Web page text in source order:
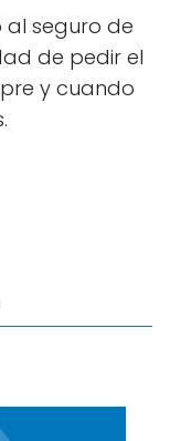
al seguro de
de pedir el
y cuando